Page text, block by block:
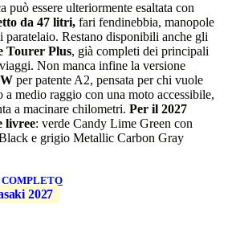
può essere ulteriormente esaltata con
da 47 litri, fari fendinebbia, manopole
paratelaio. Restano disponibili anche gli
Tourer Plus, già completi dei principali
Non manca infine la versione
per patente A2, pensata per chi vuole
medio raggio con una moto accessibile,
a macinare chilometri. Per il 2027
livree: verde Candy Lime Green con
e grigio Metallic Carbon Gray
2027